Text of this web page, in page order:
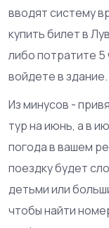
вводят систему
купить билет в
либо потратите
войдете в здание.
Из минусов -
тур на июнь, а в
погода в вашем
поездку будет
детьми или
чтобы найти